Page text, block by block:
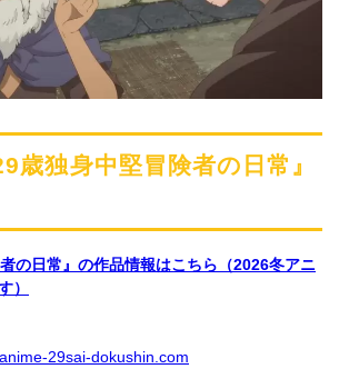
歳独身中堅冒険者の日常』
の日常』の作品情報はこちら（2026冬アニ
）
29sai-dokushin.com